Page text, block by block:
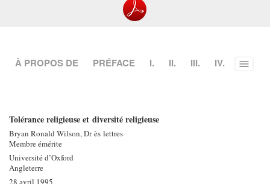
À PROPOS DE PRÉFACE I. II. III. IV.
Toggle
Tolérance religieuse et diversité religieuse
Bryan Ronald Wilson, Dr ès lettres
Membre émérite
Université d’Oxford
Angleterre
28 avril 1995